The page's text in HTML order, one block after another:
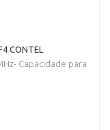
CONTEL
Capacidade para